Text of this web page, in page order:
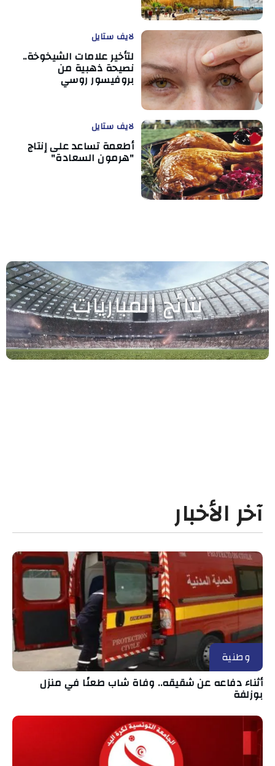
لايف ستايل
لتأخير علامات الشيخوخة..
نصيحة ذهبية من
بروفيسور روسي
لايف ستايل
أطعمة تساعد على إنتاج
"هرمون السعادة"
نتائج المباريات
آخر الأخبار
وطنية
أثناء دفاعه عن شقيقه.. وفاة شاب طعنًا في منزل
بوزلفة